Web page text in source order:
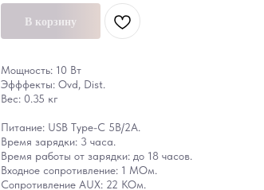
В корзину
Мощность: 10 Вт
Эфффекты: Ovd, Dist.
Вес: 0.35 кг
Питание: USB Type-C 5В/2А.
Время зарядки: 3 часа.
Время работы от зарядки: до 18 часов.
Входное сопротивление: 1 МОм.
Сопротивление AUX: 22 КОм.